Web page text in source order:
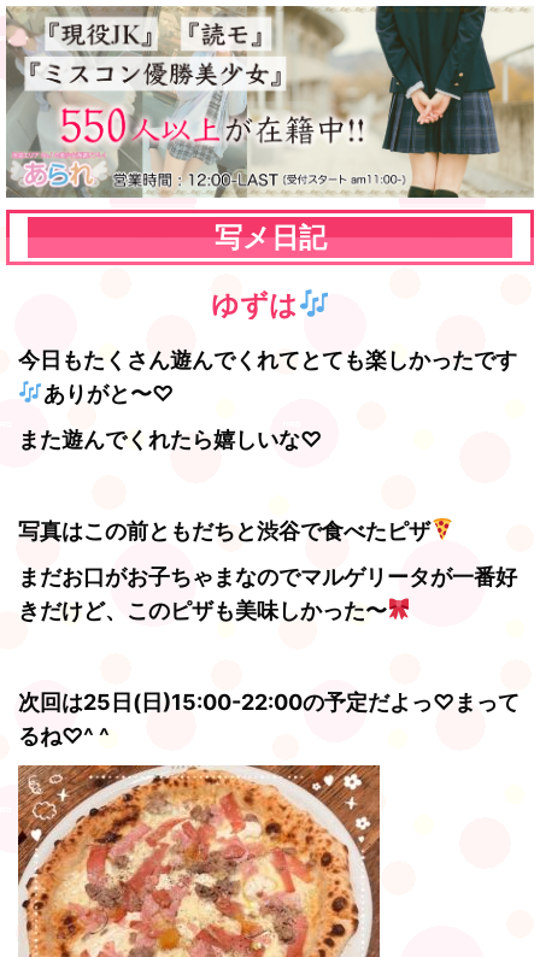
写メ日記
ゆずは
今日もたくさん遊んでくれてとても楽しかったです
ありがと〜♡
また遊んでくれたら嬉しいな♡
写真はこの前ともだちと渋谷で食べたピザ
まだお口がお子ちゃまなのでマルゲリータが一番好
きだけど、 このピザも美味しかった〜
次回は25日(日)15:00-22:00の予定だよっ♡まって
るね♡^ ^